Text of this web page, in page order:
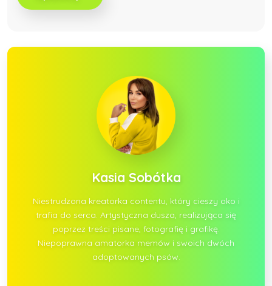
Kasia Sobótka
Niestrudzona kreatorka contentu, który cieszy oko i
trafia do serca. Artystyczna dusza, realizująca się
poprzez treści pisane, fotografię i grafikę.
Niepoprawna amatorka memów i swoich dwóch
adoptowanych psów.